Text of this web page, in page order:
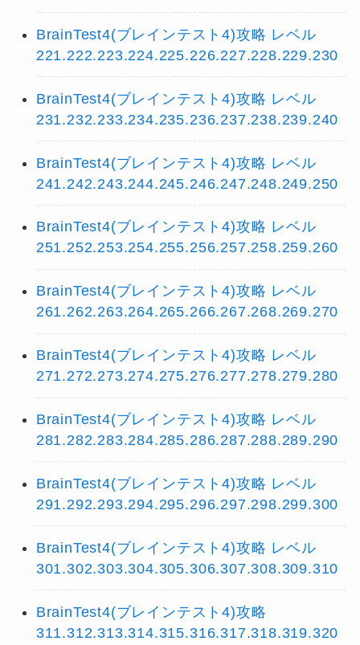
BrainTest4(ブレインテスト4)攻略 レベル
221.222.223.224.225.226.227.228.229.230
BrainTest4(ブレインテスト4)攻略 レベル
231.232.233.234.235.236.237.238.239.240
BrainTest4(ブレインテスト4)攻略 レベル
241.242.243.244.245.246.247.248.249.250
BrainTest4(ブレインテスト4)攻略 レベル
251.252.253.254.255.256.257.258.259.260
BrainTest4(ブレインテスト4)攻略 レベル
261.262.263.264.265.266.267.268.269.270
BrainTest4(ブレインテスト4)攻略 レベル
271.272.273.274.275.276.277.278.279.280
BrainTest4(ブレインテスト4)攻略 レベル
281.282.283.284.285.286.287.288.289.290
BrainTest4(ブレインテスト4)攻略 レベル
291.292.293.294.295.296.297.298.299.300
BrainTest4(ブレインテスト4)攻略 レベル
301.302.303.304.305.306.307.308.309.310
BrainTest4(ブレインテスト4)攻略
311.312.313.314.315.316.317.318.319.320